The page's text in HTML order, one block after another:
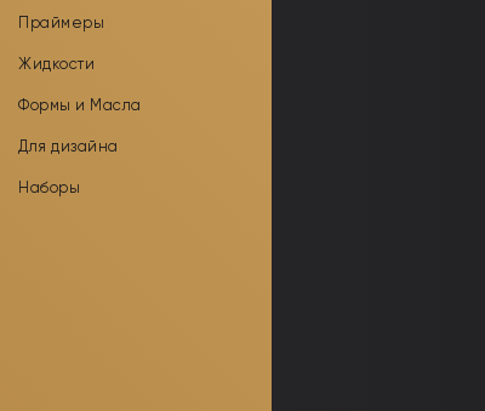
Праймеры
Жидкости
Формы и Масла
Для дизайна
Наборы